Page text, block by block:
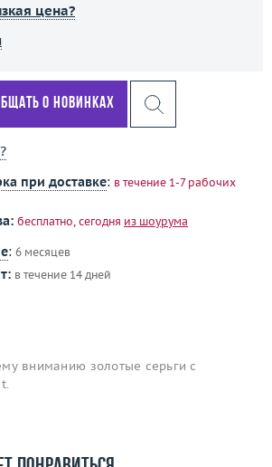
цена?
о новинках
при доставке: в течение 1-7 рабочих
бесплатно, сегодня из шоурума
: 6 месяцев
в течение 14 дней
вниманию золотые серьги с